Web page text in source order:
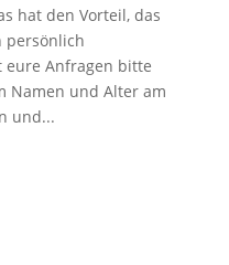
hat den Vorteil, das
persönlich
Anfragen bitte
Namen und Alter am
und...